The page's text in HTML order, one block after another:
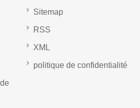
Sitemap
RSS
XML
politique de confidentialité